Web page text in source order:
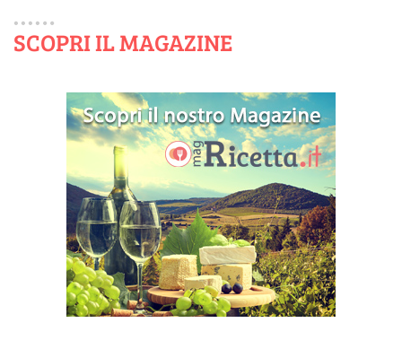
SCOPRI IL MAGAZINE